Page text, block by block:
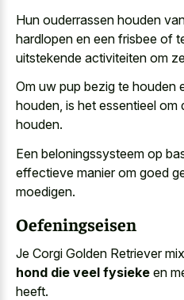
Hun ouderrassen houden
hardlopen en een frisbee of
uitstekende activiteiten om
Om uw pup bezig te houden
houden, is het essentieel om
houden.
Een beloningssysteem op
effectieve manier om goed
moedigen.
Oefeningseisen
Je Corgi Golden Retriever
hond die veel fysieke en
heeft.